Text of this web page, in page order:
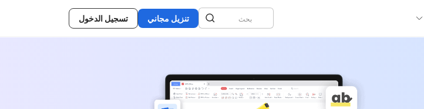
تنزيل مجاني تسجيل الدخول